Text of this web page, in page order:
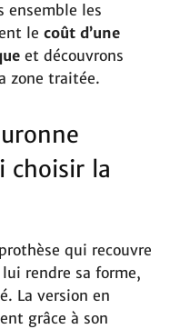
ensemble les
le coût d’une
et découvrons
zone traitée.
choisir la
qui recouvre
rendre sa forme,
La version en
grâce à son